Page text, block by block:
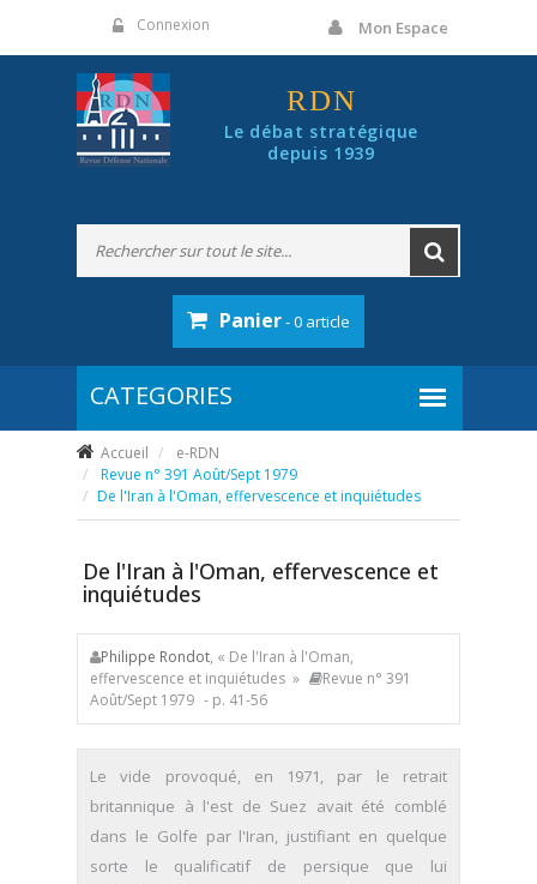
Connexion Mon Espace
RDN
Le débat stratégique
depuis 1939
Panier- 0 article
Accueil
e-RDN
Revue n° 391 Août/Sept 1979
De l'Iran à l'Oman, effervescence et inquiétudes
De l'Iran à l'Oman, effervescence et
inquiétudes
Philippe Rondot, « De l'Iran à l'Oman,
effervescence et inquiétudes »
Revue n° 391
Août/Sept 1979 - p. 41-56
Le vide provoqué, en 1971, par le retrait
britannique à l'est de Suez avait été comblé
dans le Golfe par l'Iran, justifiant en quelque
sorte le qualificatif de persique que lui